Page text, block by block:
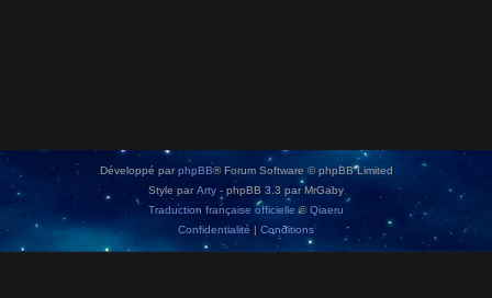
Développé par phpBB® Forum Software © phpBB Limited
Style parArty - phpBB 3.3 par MrGaby
Traduction française officielle ©Qiaeru
Confidentialité | Conditions